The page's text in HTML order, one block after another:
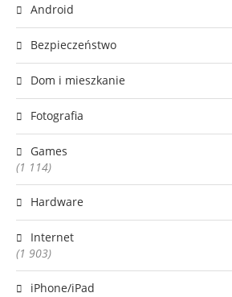
Android
Bezpieczeństwo
Dom i mieszkanie
Fotografia
Games
(1 114)
Hardware
Internet
(1 903)
iPhone/iPad